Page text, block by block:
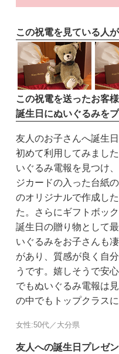
この祝電を見ている人
この祝電を送ったお客
誕生日にぬいぐるみを
友人のお子さんへ誕生
初めて利用してみまし
いぐるみ電報を見つけ
ジカードの入った台紙
のオリジナルで作成し
た。さらにギフトボッ
誕生日の贈り物として
いぐるみをお子さんも
があり、質感が良く自
うです。嬉しそうで安
でもぬいぐるみ電報は
の中でもトップクラスに
女性:50代／大分県
友人への誕生日プレゼ